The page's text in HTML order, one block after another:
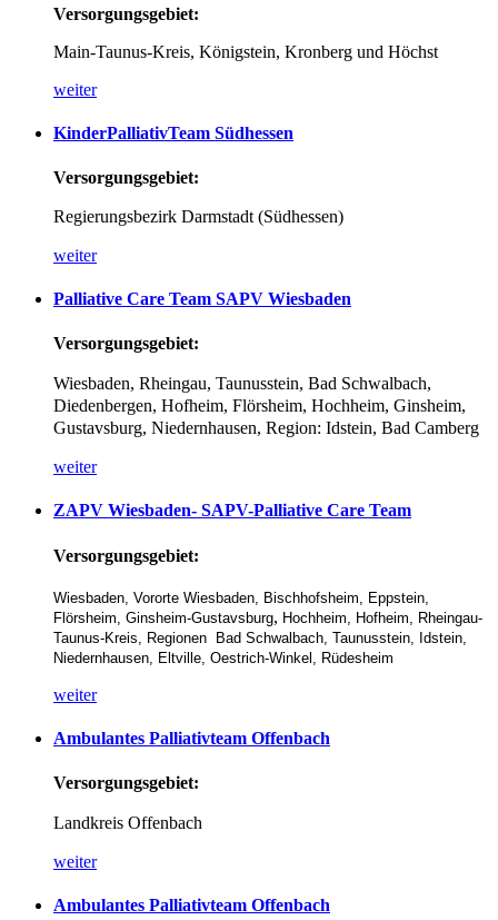
Versorgungsgebiet:
Main-Taunus-Kreis, Königstein, Kronberg und Höchst
weiter
KinderPalliativTeam Südhessen
Versorgungsgebiet:
Regierungsbezirk Darmstadt (Südhessen)
weiter
Palliative Care Team SAPV Wiesbaden
Versorgungsgebiet:
Wiesbaden, Rheingau, Taunusstein, Bad Schwalbach,
Diedenbergen, Hofheim, Flörsheim, Hochheim, Ginsheim,
Gustavsburg, Niedernhausen, Region: Idstein, Bad Camberg
weiter
ZAPV Wiesbaden- SAPV-Palliative Care Team
Versorgungsgebiet:
Wiesbaden, Vororte Wiesbaden, Bischhofsheim, Eppstein,
Flörsheim, Ginsheim-Gustavsburg, Hochheim, Hofheim, Rheingau-
Taunus-Kreis, Regionen Bad Schwalbach, Taunusstein, Idstein,
Niedernhausen, Eltville, Oestrich-Winkel, Rüdesheim
weiter
Ambulantes Palliativteam Offenbach
Versorgungsgebiet:
Landkreis Offenbach
weiter
Ambulantes Palliativteam Offenbach